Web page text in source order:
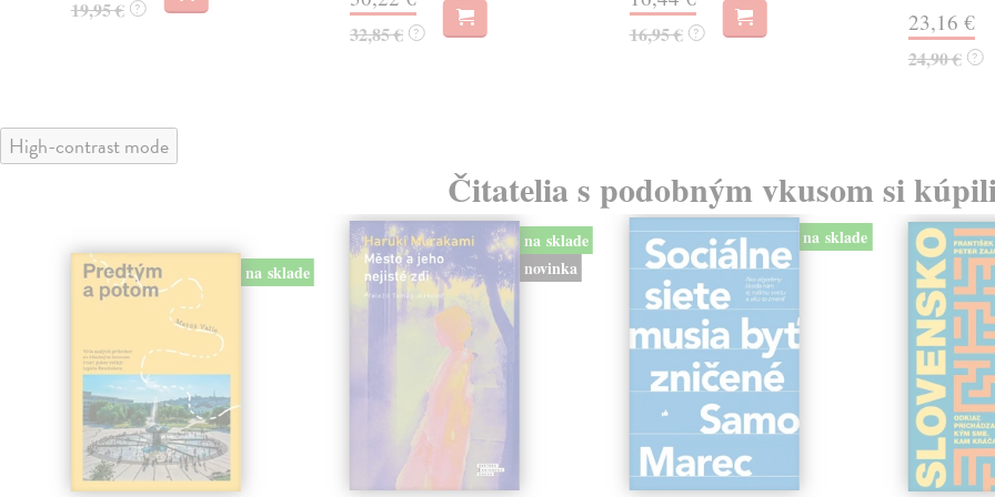
19,95 € ?
32,85 € ? 16,95 € ? 23,16 €
24,90 € ?
High-contrast mode
Čitatelia s podobným vkusom si
na sklade
na sklade
novinka
na sklade